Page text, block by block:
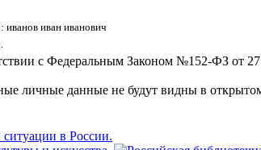
иван иванович
с Федеральным Законом №152-ФЗ от
личные данные не будут видны в